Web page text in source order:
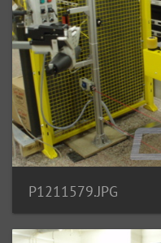
P1211579.JPG